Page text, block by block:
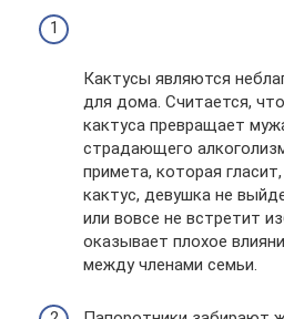
Кактусы являются
для дома. Считается,
кактуса превращает
страдающего
примета, которая
кактус, девушка не
или вовсе не встретит
оказывает плохое
между членами семьи.